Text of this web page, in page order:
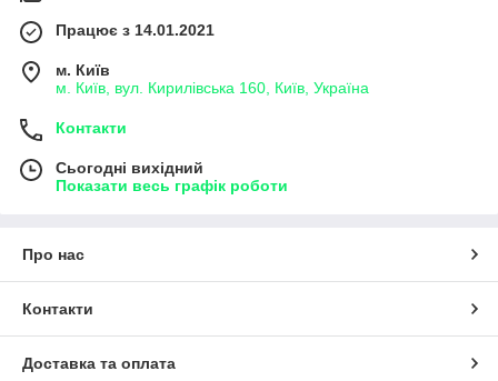
Працює з 14.01.2021
м. Київ
м. Київ, вул. Кирилівська 160, Київ, Україна
Контакти
Сьогодні вихідний
Показати весь графік роботи
Про нас
Контакти
Доставка та оплата